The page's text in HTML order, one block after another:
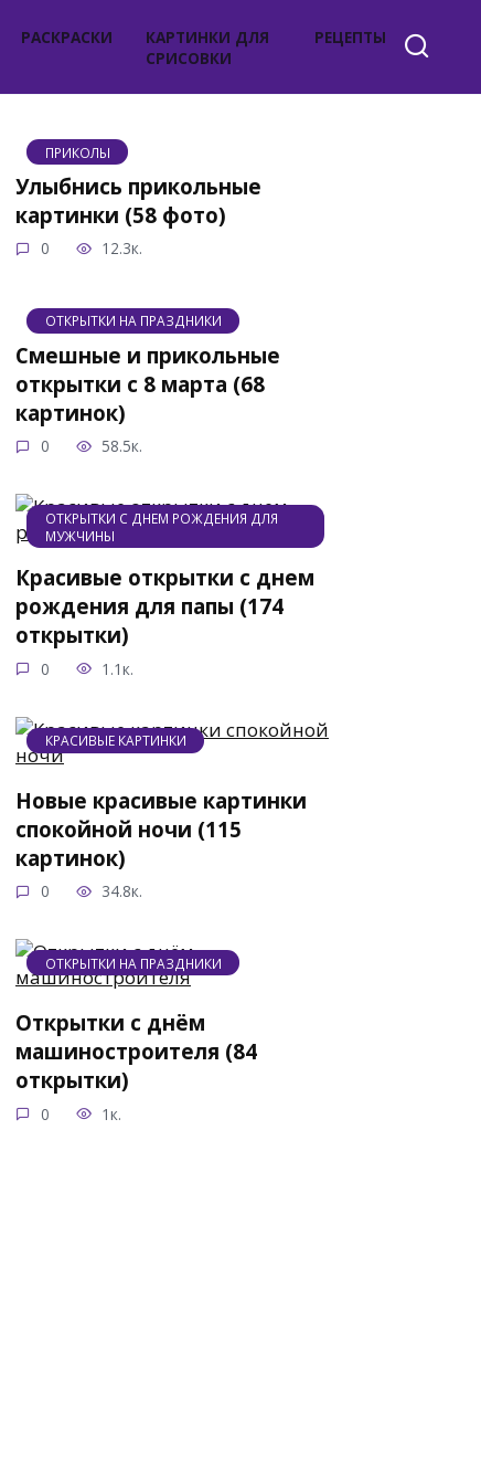
РАСКРАСКИ
КАРТИНКИ ДЛЯ
СРИСОВКИ
РЕЦЕПТЫ
ПРИКОЛЫ
Улыбнись прикольные
картинки (58 фото)
0 12.3к.
ОТКРЫТКИ НА ПРАЗДНИКИ
Смешные и прикольные
открытки с 8 марта (68
картинок)
0 58.5к.
ОТКРЫТКИ С ДНЕМ РОЖДЕНИЯ ДЛЯ
МУЖЧИНЫ
Красивые открытки с днем
рождения для папы (174
открытки)
0 1.1к.
КРАСИВЫЕ КАРТИНКИ
Новые красивые картинки
спокойной ночи (115
картинок)
0 34.8к.
ОТКРЫТКИ НА ПРАЗДНИКИ
Открытки с днём
машиностроителя (84
открытки)
0 1к.